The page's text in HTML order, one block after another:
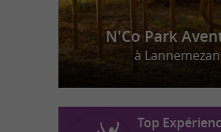
N'Co Park
à Lannemezan
Top